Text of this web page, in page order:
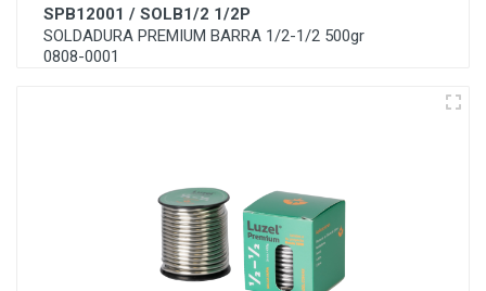
SPB12001 / SOLB1/2 1/2P
SOLDADURA PREMIUM BARRA 1/2-1/2 500gr
0808-0001